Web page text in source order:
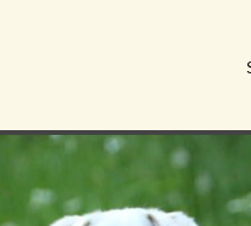
Protectora
Association pour la